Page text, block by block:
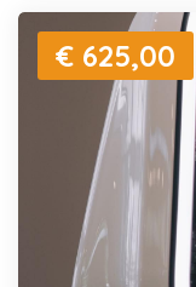
€ 625,00